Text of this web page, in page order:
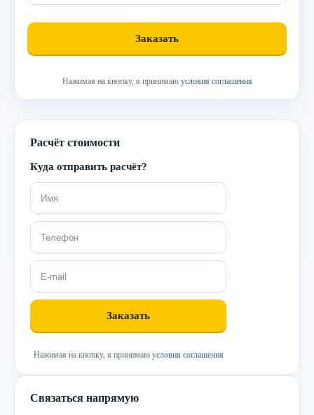
Нажимая на кнопку, я принимаю условия соглашения
Расчёт стоимости
Куда отправить расчёт?
Нажимая на кнопку, я принимаю условия соглашения
Связаться напрямую